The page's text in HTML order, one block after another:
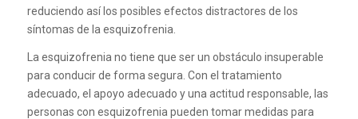
reduciendo así los posibles efectos distractores de los
síntomas de la esquizofrenia.
La esquizofrenia no tiene que ser un obstáculo insuperable
para conducir de forma segura. Con el tratamiento
adecuado, el apoyo adecuado y una actitud responsable, las
personas con esquizofrenia pueden tomar medidas para